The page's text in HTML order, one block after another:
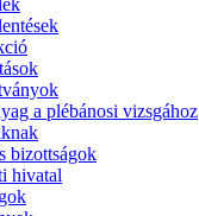
a plébánosi vizsgához
bizottságok
hivatal